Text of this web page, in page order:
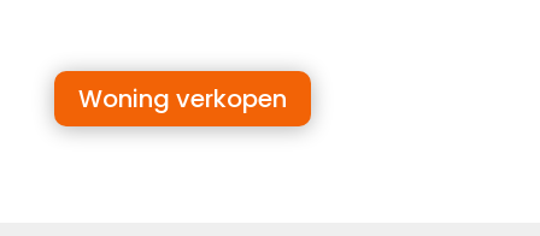
Woning verkopen